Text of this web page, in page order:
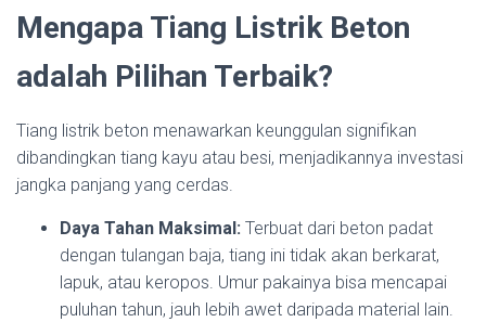
Mengapa Tiang Listrik Beton
adalah Pilihan Terbaik?
Tiang listrik beton menawarkan keunggulan signifikan
dibandingkan tiang kayu atau besi, menjadikannya investasi
jangka panjang yang cerdas.
Daya Tahan Maksimal: Terbuat dari beton padat
dengan tulangan baja, tiang ini tidak akan berkarat,
lapuk, atau keropos. Umur pakainya bisa mencapai
puluhan tahun, jauh lebih awet daripada material lain.